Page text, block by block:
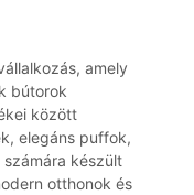
amely
bútorok
között
elegáns puffok,
készült
otthonok és